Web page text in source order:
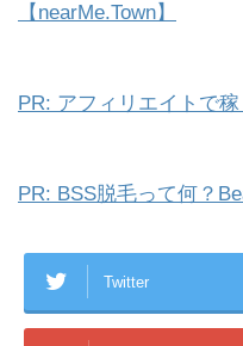
【nearMe.Town】
PR: アフィリエイトで
PR: BSS脱毛って何？
Twitter